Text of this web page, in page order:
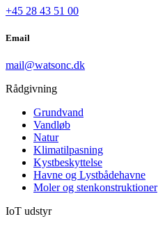
+45 28 43 51 00
Email
mail@watsonc.dk
Rådgivning
Grundvand
Vandløb
Natur
Klimatilpasning
Kystbeskyttelse
Havne og Lystbådehavne
Moler og stenkonstruktioner
IoT udstyr